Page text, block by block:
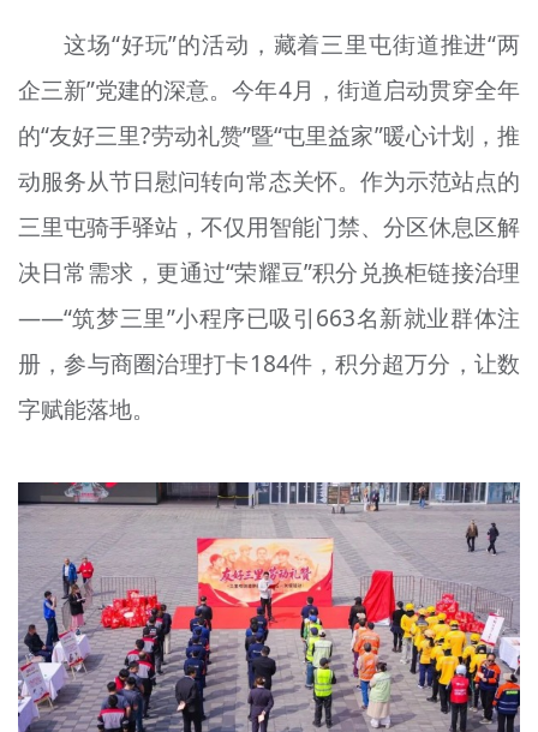
这场“好玩”的活动，藏着三里屯街道推进“两
企三新”党建的深意。今年4月，街道启动贯穿全年
的“友好三里?劳动礼赞”暨“屯里益家”暖心计划，推
动服务从节日慰问转向常态关怀。作为示范站点的
三里屯骑手驿站，不仅用智能门禁、分区休息区解
决日常需求，更通过“荣耀豆”积分兑换柜链接治理
——“筑梦三里”小程序已吸引663名新就业群体注
册，参与商圈治理打卡184件，积分超万分，让数
字赋能落地。